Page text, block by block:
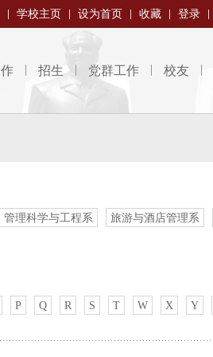
学校主页 设为首页 收藏 登录
招生 党群工作 校友
管理科学与工程系 旅游与酒店管理系
P Q R S T W X Y